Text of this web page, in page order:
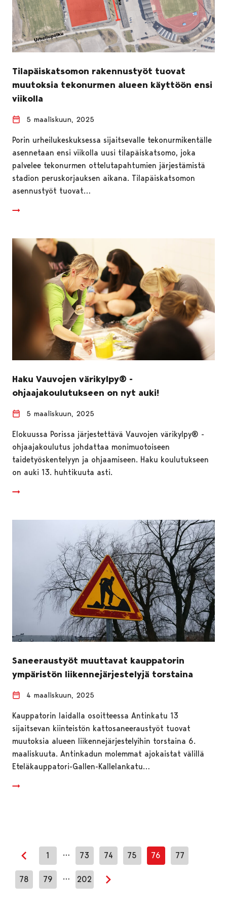
Tilapäiskatsomon rakennustyöt tuovat
muutoksia tekonurmen alueen käyttöön ensi
viikolla
5 maaliskuun, 2025
Porin urheilukeskuksessa sijaitsevalle tekonurmikentälle
asennetaan ensi viikolla uusi tilapäiskatsomo, joka
palvelee tekonurmen ottelutapahtumien järjestämistä
stadion peruskorjauksen aikana. Tilapäiskatsomon
asennustyöt tuovat…
Haku Vauvojen värikylpy® -
ohjaajakoulutukseen on nyt auki!
5 maaliskuun, 2025
Elokuussa Porissa järjestettävä Vauvojen värikylpy® -
ohjaajakoulutus johdattaa monimuotoiseen
taidetyöskentelyyn ja ohjaamiseen. Haku koulutukseen
on auki 13. huhtikuuta asti.
Saneeraustyöt muuttavat kauppatorin
ympäristön liikennejärjestelyjä torstaina
4 maaliskuun, 2025
Kauppatorin laidalla osoitteessa Antinkatu 13
sijaitsevan kiinteistön kattosaneeraustyöt tuovat
muutoksia alueen liikennejärjestelyihin torstaina 6.
maaliskuuta. Antinkadun molemmat ajokaistat välillä
Eteläkauppatori-Gallen-Kallelankatu…
Edellinen sivu
1 … 73 74 75 76 77
78 79 … 202
Seuraava sivu